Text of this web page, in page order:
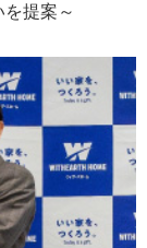
を提案～